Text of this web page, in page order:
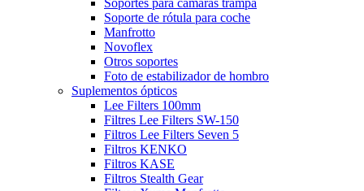
Soportes para cámaras trampa
Soporte de rótula para coche
Manfrotto
Novoflex
Otros soportes
Foto de estabilizador de hombro
Suplementos ópticos
Lee Filters 100mm
Filtres Lee Filters SW-150
Filtros Lee Filters Seven 5
Filtros KENKO
Filtros KASE
Filtros Stealth Gear